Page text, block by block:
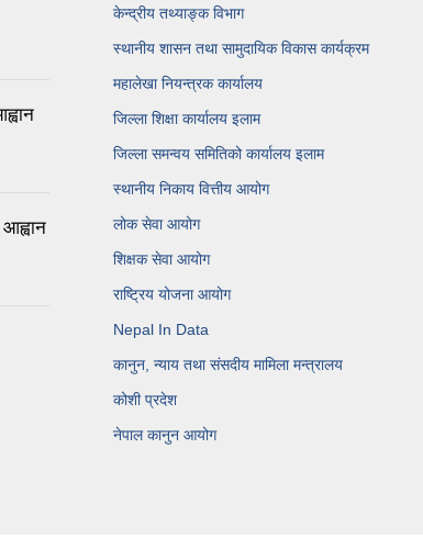
केन्द्रीय तथ्याङ्क विभाग
स्थानीय शासन तथा सामुदायिक विकास कार्यक्रम
महालेखा नियन्त्रक कार्यालय
जिल्ला शिक्षा कार्यालय इलाम
जिल्ला समन्वय समितिको कार्यालय इलाम
स्थानीय निकाय वित्तीय आयोग
लोक सेवा आयोग
शिक्षक सेवा आयोग
राष्ट्रिय योजना आयोग
Nepal In Data
कानुन, न्याय तथा संसदीय मामिला मन्त्रालय
कोशी प्रदेश
नेपाल कानुन आयोग